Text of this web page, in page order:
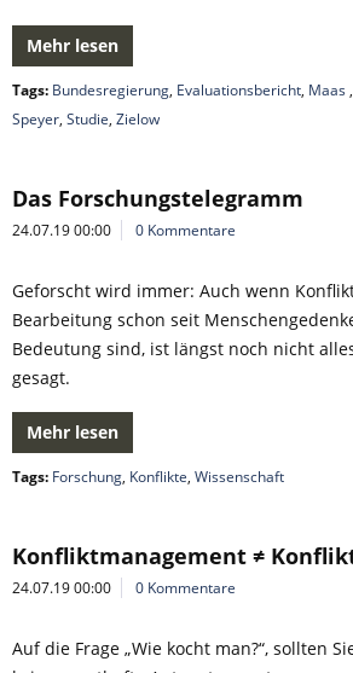
Mehr lesen
Tags: Bundesregierung, Evaluationsbericht, Maas,
Speyer, Studie, Zielow
Das Forschungstelegramm
24.07.19 00:00 0 Kommentare
Geforscht wird immer: Auch wenn
Bearbeitung schon seit
Bedeutung sind, ist längst noch nicht
gesagt.
Mehr lesen
Tags: Forschung, Konflikte, Wissenschaft
Konfliktmanagement ≠
24.07.19 00:00 0 Kommentare
Auf die Frage „Wie kocht man?“, sollten